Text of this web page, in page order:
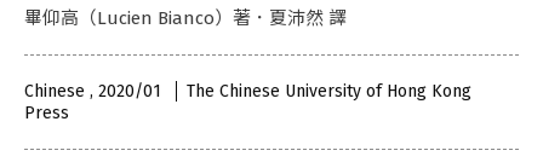
畢仰高（Lucien Bianco）著．夏沛然 譯
Chinese , 2020/01
The Chinese University of Hong Kong
Press